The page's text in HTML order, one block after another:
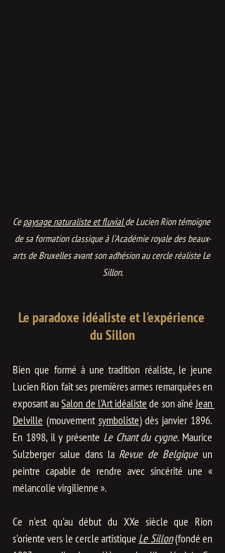
Ce paysage naturaliste et fluvial de Lucien Rion témoigne
de sa formation classique à l'Académie royale des beaux-
arts de Bruxelles avant son adhésion au cercle réaliste Le
Sillon.
Le paradoxe idéaliste et l'expérience
du Sillon
Bien que formé à une tradition réaliste, le jeune
Lucien Rion fait ses premières armes remarquées en
exposant au Salon de l'Art idéaliste de son aîné Jean
Delville (mouvement symboliste) dès janvier 1896.
En 1898, il y présente Le Chant du cygne. Maurice
Sulzberger salue dans la Revue de Belgique un
peintre capable de rendre avec sincérité une «
mélancolie virgilienne ».
Ce n'est qu'au début du XXe siècle que Rion
s'oriente vers le cercle artistique Le Sillon (fondé en